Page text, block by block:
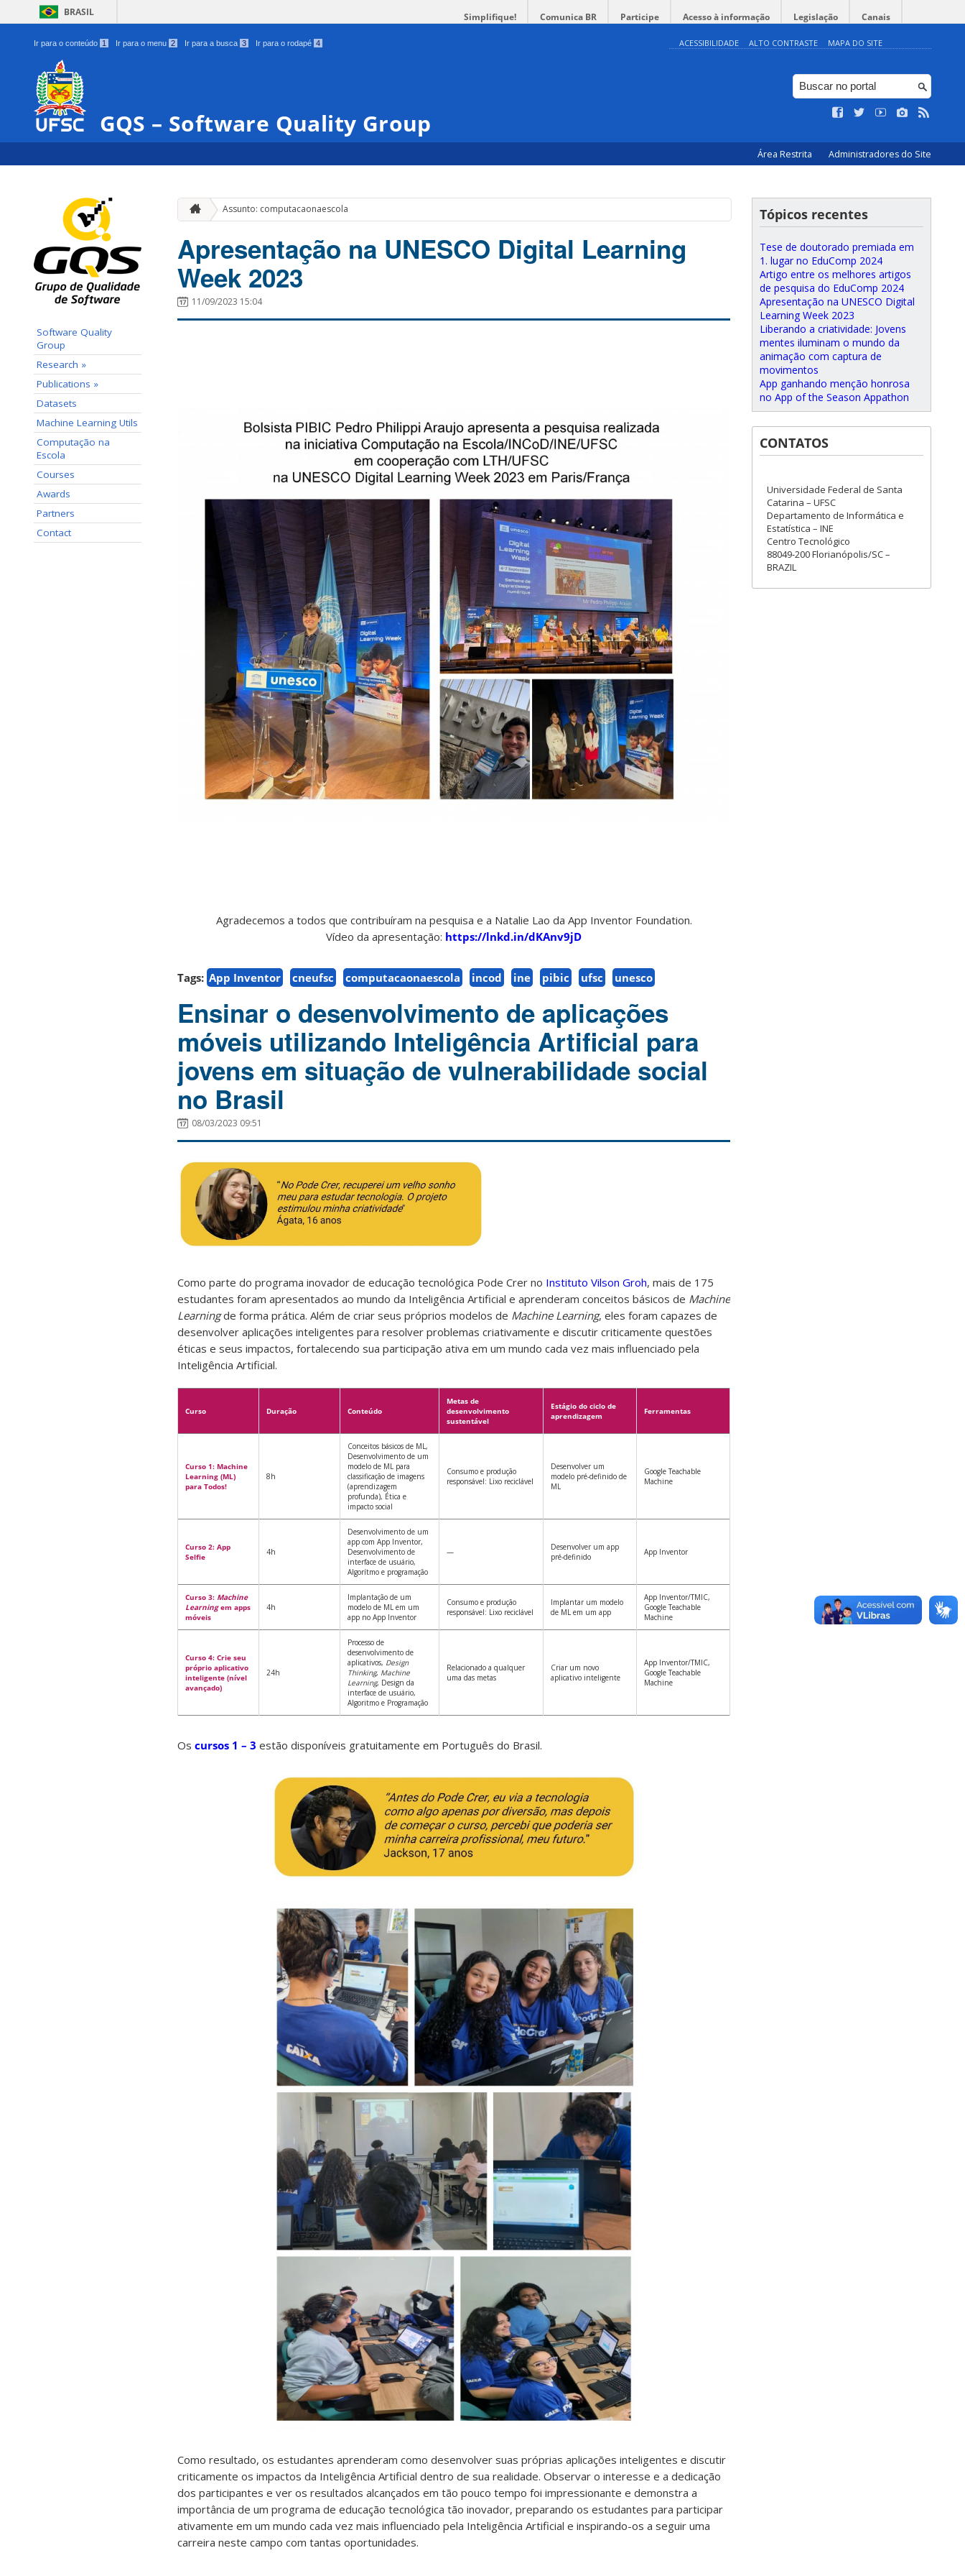
BRASIL Simplifique! Comunica BR Participe Acesso à informação Legislação Canais
Ir para o conteúdo 1 Ir para o menu 2 Ir para a busca 3 Ir para o rodapé 4 ACESSIBILIDADE ALTO CONTRASTE MAPA DO SITE
GQS – Software Quality Group
Área Restrita Administradores do Site
Software Quality
Group
Research »
Publications »
Datasets
Machine Learning Utils
Computação na
Escola
Courses
Awards
Partners
Contact
Assunto: computacaonaescola
Apresentação na UNESCO Digital Learning
Week 2023
11/09/2023 15:04
Agradecemos a todos que contribuíram na pesquisa e a Natalie Lao da App Inventor Foundation.
Vídeo da apresentação: https://lnkd.in/dKAnv9jD
Tags: App Inventor cneufsc computacaonaescola incod ine pibic ufsc unesco
Ensinar o desenvolvimento de aplicações
móveis utilizando Inteligência Artificial para
jovens em situação de vulnerabilidade social
no Brasil
08/03/2023 09:51
Como parte do programa inovador de educação tecnológica Pode Crer no Instituto Vilson Groh, mais de 175
estudantes foram apresentados ao mundo da Inteligência Artificial e aprenderam conceitos básicos de Machine
Learningde forma prática. Além de criar seus próprios modelos de Machine Learning, eles foram capazes de
desenvolver aplicações inteligentes para resolver problemas criativamente e discutir criticamente questões
éticas e seus impactos, fortalecendo sua participação ativa em um mundo cada vez mais influenciado pela
Inteligência Artificial.
Curso Duração Conteúdo
Metas de
desenvolvimento
sustentável
Estágio do ciclo de
aprendizagem
Ferramentas
Curso 1: Machine
Learning (ML)
para Todos!
8h
Conceitos básicos de ML,
Desenvolvimento de um
modelo de ML para
classificação de imagens
(aprendizagem
profunda), Ética e
impacto social
Consumo e produção
responsável: Lixo reciclável
Desenvolver um
modelo pré-definido de
ML
Google Teachable
Machine
Curso 2: App
Selfie
4h
Desenvolvimento de um
app com App Inventor,
Desenvolvimento de
interface de usuário,
Algorítmo e programação
—
Desenvolver um app
pré-definido
App Inventor
Curso 3: Machine
Learningem apps
móveis
4h
Implantação de um
modelo de ML em um
app no App Inventor
Consumo e produção
responsável: Lixo reciclável
Implantar um modelo
de ML em um app
App Inventor/TMIC,
Google Teachable
Machine
Curso 4: Crie seu
próprio aplicativo
inteligente (nível
avançado)
24h
Processo de
desenvolvimento de
aplicativos, Design
Thinking, Machine
Learning, Design da
interface de usuário,
Algoritmo e Programação
Relacionado a qualquer
uma das metas
Criar um novo
aplicativo inteligente
App Inventor/TMIC,
Google Teachable
Machine
Os cursos 1 – 3 estão disponíveis gratuitamente em Português do Brasil.
Como resultado, os estudantes aprenderam como desenvolver suas próprias aplicações inteligentes e discutir
criticamente os impactos da Inteligência Artificial dentro de sua realidade. Observar o interesse e a dedicação
dos participantes e ver os resultados alcançados em tão pouco tempo foi impressionante e demonstra a
importância de um programa de educação tecnológica tão inovador, preparando os estudantes para participar
ativamente em um mundo cada vez mais influenciado pela Inteligência Artificial e inspirando-os a seguir uma
carreira neste campo com tantas oportunidades.
Tópicos recentes
Tese de doutorado premiada em
1. lugar no EduComp 2024
Artigo entre os melhores artigos
de pesquisa do EduComp 2024
Apresentação na UNESCO Digital
Learning Week 2023
Liberando a criatividade: Jovens
mentes iluminam o mundo da
animação com captura de
movimentos
App ganhando menção honrosa
no App of the Season Appathon
CONTATOS
Universidade Federal de Santa
Catarina – UFSC
Departamento de Informática e
Estatística – INE
Centro Tecnológico
88049-200 Florianópolis/SC –
BRAZIL